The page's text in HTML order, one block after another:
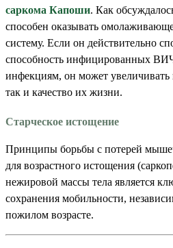
саркома Капоши. Как
способен оказывать
систему. Если он действительно
способность инфицированных
инфекциям, он может увеличивать
так и качество их жизни.
Старческое истощение
Принципы борьбы с потерей
для возрастного истощения
нежировой массы тела является
сохранения мобильности,
пожилом возрасте.